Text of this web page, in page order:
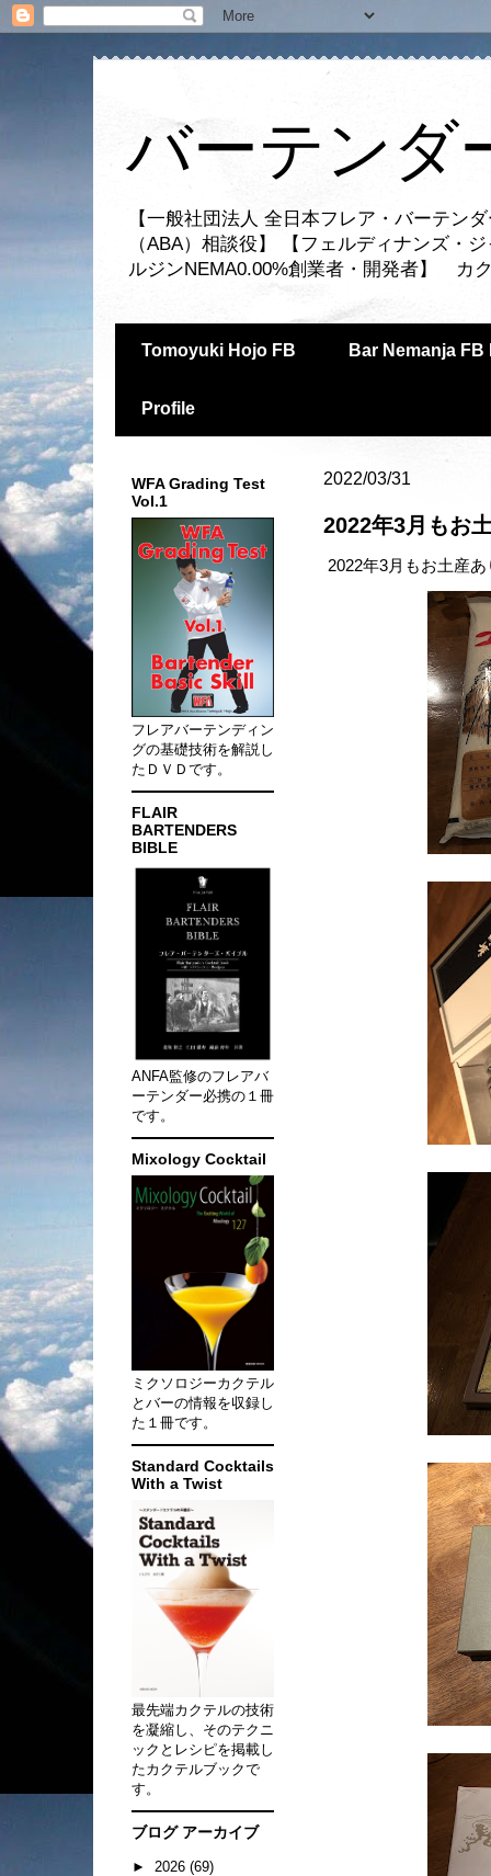
バーテンダ
【一般社団法人 全日本フレア・バーテン
（ABA）相談役】 【フェルディナンズ・
ルジンNEMA0.00%創業者・開発者】 カ
Tomoyuki Hojo FB Bar Nemanja FB
Profile
2022/03/31
2022年3月もお
2022年3月もお土産
WFA Grading Test
Vol.1
フレアバーテンディン
グの基礎技術を解説し
たＤＶＤです。
FLAIR
BARTENDERS
BIBLE
ANFA監修のフレアバ
ーテンダー必携の１冊
です。
Mixology Cocktail
ミクソロジーカクテル
とバーの情報を収録し
た１冊です。
Standard Cocktails
With a Twist
最先端カクテルの技術
を凝縮し、そのテクニ
ックとレシピを掲載し
たカクテルブックで
す。
ブログ アーカイブ
► 2026 (69)